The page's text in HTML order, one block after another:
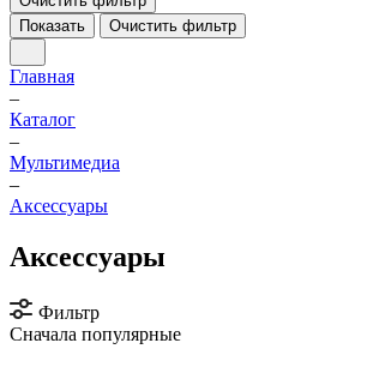
Показать
Очистить фильтр
Главная
–
Каталог
–
Мультимедиа
–
Аксессуары
Аксессуары
Фильтр
Сначала популярные